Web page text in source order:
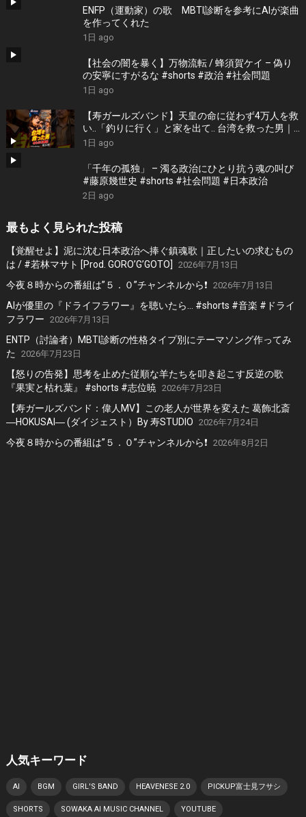
ENFP（運動家）の歌 MBTI診断を参考にAIが楽曲
を作ってくれた
1日 ago
【社会の闇を暴く】万物流転 / 蜂須賀ケイ – 偽り
の安寧にすがるな #shorts #政治 #社会問題
1日 ago
【寿ガールズバンド】天皇の命に従わず4万人を救
い..「釣りに行く」と家を出て.. 台湾を救った男｜
根本博『名もなき勝利』 by 寿STUDIO
1日 ago
「千年の孤独」 – 濁る政治にひとり抗う魂の叫び
#藤原幾世史 #shorts #社会問題 #日本政治
2日 ago
最もよく見られた投稿
【覚醒せよ】泥に沈む日本政治へ捧ぐ鎮魂歌｜正したいの求むもの
は / #若林マサト [Prod. GORO’G’GOTO]
2026年7月13日
今夜８時からの番組は”５．０”チャンネルから❗️ 2026年7月13日
AIが優里の『ドライフラワー』を聴いたら… #shorts #音楽 #ドライ
フラワー 2026年7月13日
ENTP（討論者）MBTI診断の性格タイプ別にテーマソング作ってみ
た
2026年7月23日
【怒りの告発】思考を止めた従順な羊たちを叩き起こす反逆の歌
『果実と枯れ葉』 #shorts #志位暁 2026年7月23日
【寿ガールズバンド：偉人MV】この老人が世界を変えた 葛飾北斎
―HOKUSAI― (ダイジェスト）By 寿STUDIO 2026年7月24日
今夜８時からの番組は”５．０”チャンネルから❗️ 2026年8月2日
人気キーワード
AI BGM GIRL'S BAND HEAVENESE 2.0 PICKUP富士見フサシ
SHORTS SOWAKA AI MUSIC CHANNEL YOUTUBE